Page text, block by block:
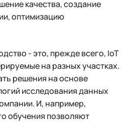
качества, создание
оптимизацию
- это, прежде всего, IoT
на разных участках.
решения на основе
исследования данных
И, например,
обучения позволяют